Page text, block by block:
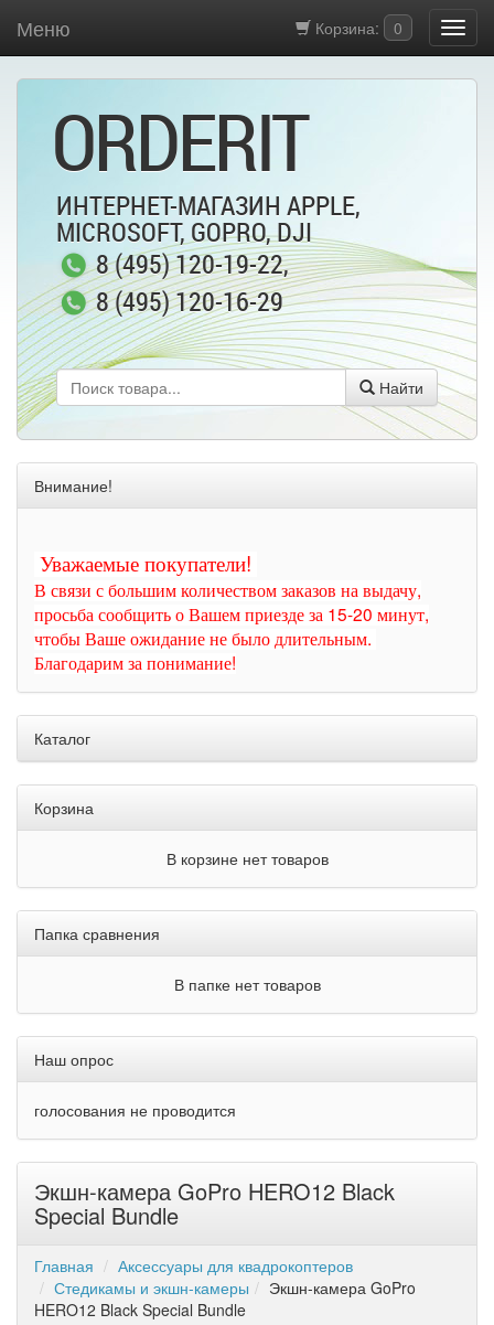
Корзина: 0
Меню
ORDERIT
ИНТЕРНЕТ-МАГАЗИН APPLE,
MICROSOFT, GOPRO, DJI
8 (495) 120-19-22,
8 (495) 120-16-29
Найти
Внимание!
Уважаемые покупатели!
В связи с большим количеством заказов на выдачу,
просьба сообщить о Вашем приезде за 15-20 минут,
чтобы Ваше ожидание не было длительным.
Благодарим за понимание!
Каталог
Корзина
В корзине нет товаров
Папка сравнения
В папке нет товаров
Наш опрос
голосования не проводится
Экшн-камера GoPro HERO12 Black
Special Bundle
Главная
Аксессуары для квадрокоптеров
Стедикамы и экшн-камеры
Экшн-камера GoPro
HERO12 Black Special Bundle